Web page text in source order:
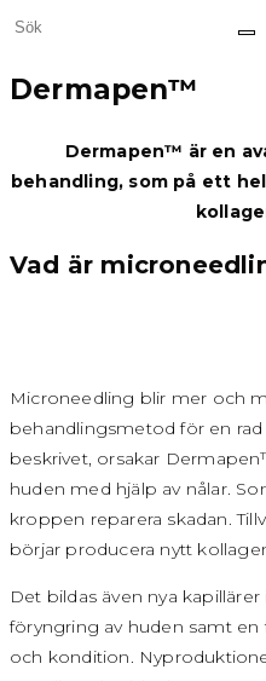
Dermapen™
Dermapen™ är en
behandling, som på ett
Vad är
Microneedling blir mer och
behandlingsmetod för en
beskrivet, orsakar
huden med hjälp av nålar.
kroppen reparera skadan.
börjar producera nytt
Det bildas även nya
föryngring av huden samt
och kondition.